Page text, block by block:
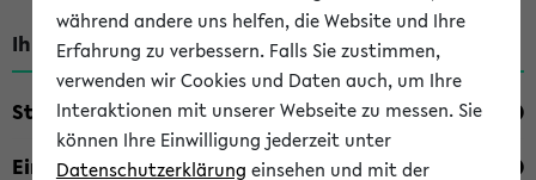
Ihre Suchkriterien:
Studienfach
Einrichtung
während andere uns helfen, die Website und Ihre
Erfahrung zu verbessern. Falls Sie zustimmen,
verwenden wir Cookies und Daten auch, um Ihre
Interaktionen mit unserer Webseite zu messen. Sie
können Ihre Einwilligung jederzeit unter
Datenschutzerklärung einsehen und mit der